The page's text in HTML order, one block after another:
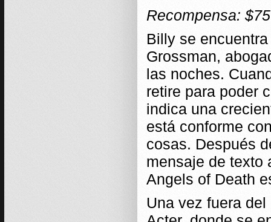
Recompensa:
Billy se
Grossman,
las noches.
retire para poder
indica una
está conforme
cosas. Después
mensaje de texto
Angels of Death
Una vez fuera